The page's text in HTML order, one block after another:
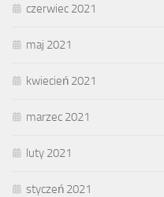
czerwiec 2021
maj 2021
kwiecień 2021
marzec 2021
luty 2021
styczeń 2021